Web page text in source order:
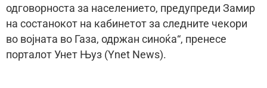
одговорноста за населението, предупреди Замир
на состанокот на кабинетот за следните чекори
во војната во Газа, одржан синоќа“, пренесе
порталот Унет Њуз (Ynet News).